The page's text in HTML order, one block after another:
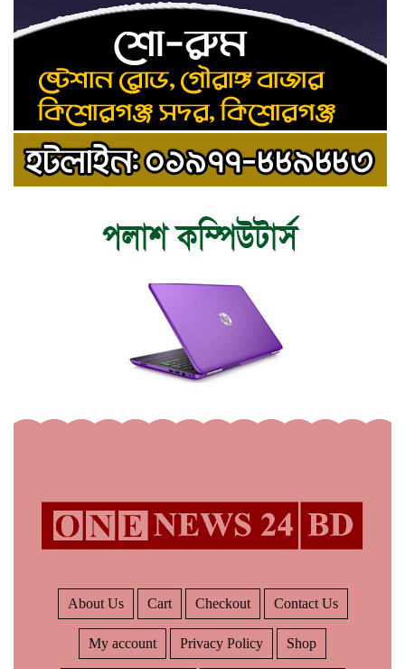
About Us Cart Checkout Contact Us
My account Privacy Policy Shop